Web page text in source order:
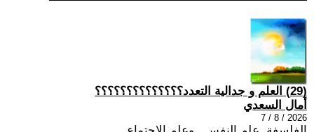
(29) العلم و جدالية التعدد؟؟؟؟؟؟؟؟؟؟؟؟؟؟
أمال السعدي
2026 / 8 / 7